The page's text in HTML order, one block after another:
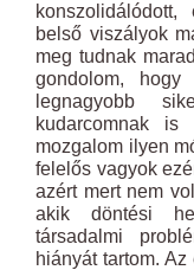
belső viszályok
meg tudnak
gondolom,
legnagyobb
kudarcomnak is
mozgalom ilyen
felelős vagyok
azért mert nem
akik döntési
társadalmi
hiányát tartom.